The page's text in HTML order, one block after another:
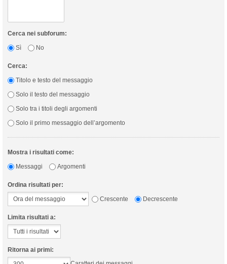
Cerca nei subforum:
Sì
No
Cerca:
Titolo e testo del messaggio
Solo il testo del messaggio
Solo tra i titoli degli argomenti
Solo il primo messaggio dell’argomento
Mostra i risultati come:
Messaggi
Argomenti
Ordina risultati per:
Crescente
Decrescente
Limita risultati a:
Ritorna ai primi: